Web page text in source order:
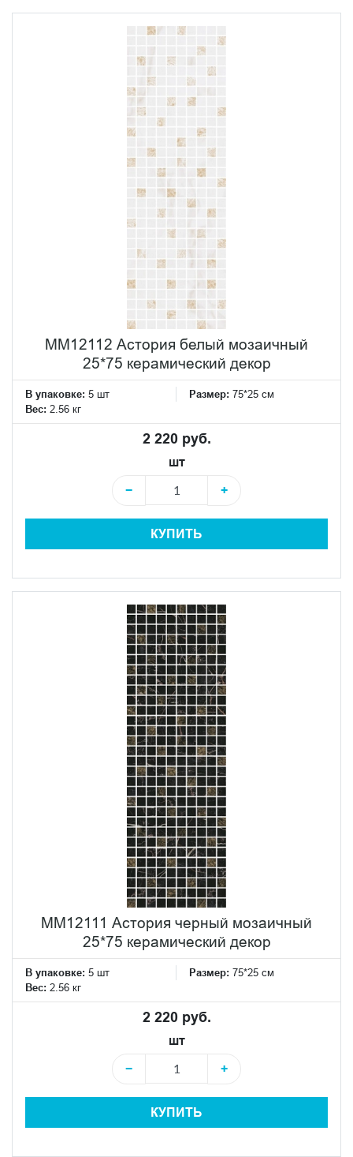
MM12112 Астория белый мозаичный
25*75 керамический декор
В упаковке: 5 шт Размер: 75*25 см
Вес: 2.56 кг
2 220 руб.
шт
−
+
КУПИТЬ
MM12111 Астория черный мозаичный
25*75 керамический декор
В упаковке: 5 шт Размер: 75*25 см
Вес: 2.56 кг
2 220 руб.
шт
−
+
КУПИТЬ